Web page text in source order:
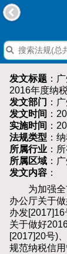
发文标题 ：
2016年度纳
发文部门 ：
发文时间 ：
实施时间 ：
法规类型 ：
所属行业 ：
所属区域 ：
发文内容 ：
为加强全市
办公厅关于
办发
关于做好
[2017]20号)
规范纳税信